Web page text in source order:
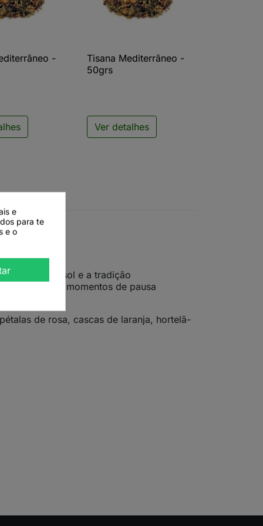
rápida
-
 Vista rápida
Tisana Mediterrâneo -
50grs
Ver detalhes
o calor do sol e a tradição
ideal para momentos de pausa
de rosa, cascas de laranja, hortelã-
e
para te
e o